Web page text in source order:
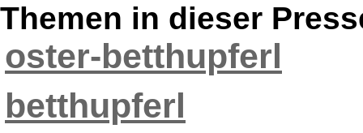
Themen in dieser
oster-betthupferl
betthupferl